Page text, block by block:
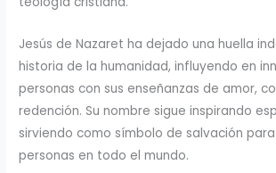
Jesús de Nazaret ha dejado una huella
historia de la humanidad, influyendo en
personas con sus enseñanzas de amor,
redención. Su nombre sigue inspirando
sirviendo como símbolo de salvación
personas en todo el mundo.